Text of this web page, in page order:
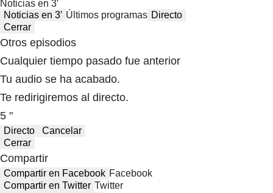
Noticias en 3′
Noticias en 3′ Últimos programas Directo
Cerrar
Otros episodios
Cualquier tiempo pasado fue anterior
Tu audio se ha acabado.
Te redirigiremos al directo.
5 "
Directo
Cancelar
Cerrar
Compartir
Compartir en Facebook Facebook
Compartir en Twitter Twitter